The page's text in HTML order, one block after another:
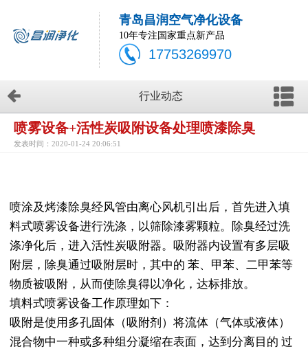
青岛昌润空气净化设备
10年专注国家重点新产品
17753269970
行业动态
喷雾设备+活性炭吸附设备处理喷漆除臭
发表时间：2020-01-24 20:06:51
喷涂及烤漆除臭经风管由离心风机引出后，首先进入填
料式喷雾设备进行洗涤，以筛除漆雾颗粒。除臭经过洗
涤净化后，进入活性炭吸附器。吸附器内设置有多层吸
附层，除臭通过吸附层时，其中的 苯、甲苯、二甲苯等
物质被吸附，从而使除臭得以净化，达标排放。
填料式喷雾设备工作原理如下：
吸附是使用多孔固体（吸附剂）将流体（气体或液体）
混合物中一种或多种组分凝缩在表面，达到分离目的 过